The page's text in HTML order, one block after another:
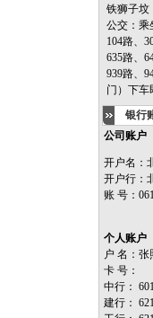
铁狮子坟
公交：乘
104路、
635路、
939路、
门）下车
银行
公司账户
开户名：
开户行：
账 号：
个人账户
户 名：张
卡 号：
中行：
建行：